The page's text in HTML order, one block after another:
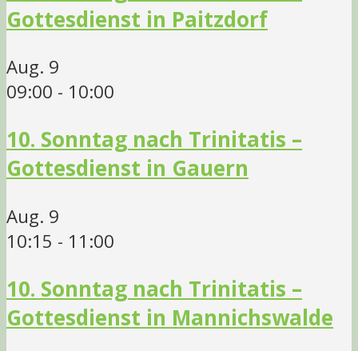
Gottesdienst in Paitzdorf
Aug. 9
09:00 - 10:00
10. Sonntag nach Trinitatis –
Gottesdienst in Gauern
Aug. 9
10:15 - 11:00
10. Sonntag nach Trinitatis –
Gottesdienst in Mannichswalde